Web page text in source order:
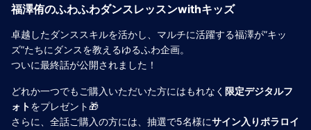
福澤侑のふわふわダンスレッスンwithキッズ
卓越したダンススキルを活かし、マルチに活躍する福澤が”キッ
ズ”たちにダンスを教えるゆるふわ企画。
ついに最終話が公開されました！
どれか一つでもご購入いただいた方にはもれなく 限定デジタルフ
ォトをプレゼント🎁
さらに、全話ご購入の方には、抽選で5名様にサイン入りポラロイ